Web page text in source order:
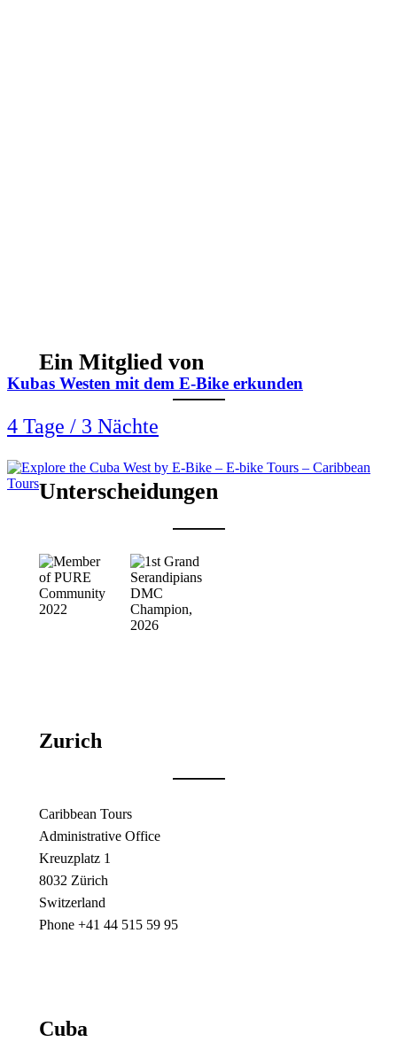
Kubas Westen mit dem E-Bike erkunden
4 Tage / 3 Nächte
Ein Mitglied von
Unterscheidungen
Zurich
Caribbean Tours
Administrative Office
Kreuzplatz 1
8032 Zürich
Switzerland
Phone +41 44 515 59 95
Cuba